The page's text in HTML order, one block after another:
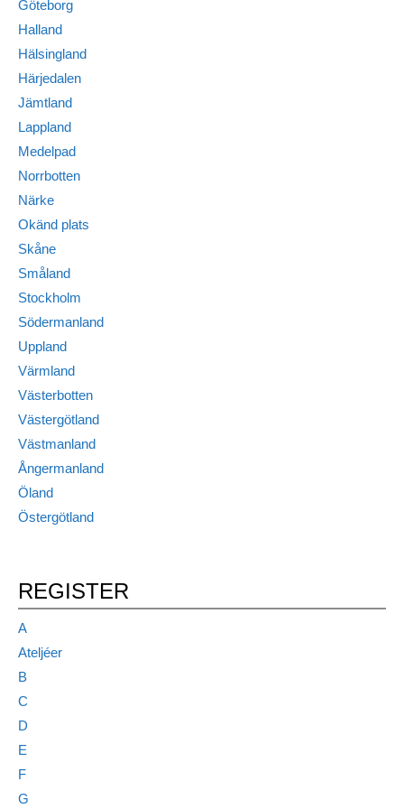
Göteborg
Halland
Hälsingland
Härjedalen
Jämtland
Lappland
Medelpad
Norrbotten
Närke
Okänd plats
Skåne
Småland
Stockholm
Södermanland
Uppland
Värmland
Västerbotten
Västergötland
Västmanland
Ångermanland
Öland
Östergötland
REGISTER
A
Ateljéer
B
C
D
E
F
G